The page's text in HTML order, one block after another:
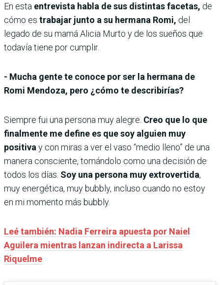
En esta entrevista habla de sus distintas facetas, de
cómo es trabajar junto a su hermana Romi, del
legado de su mamá Alicia Murto y de los sueños que
todavía tiene por cumplir.
- Mucha gente te conoce por ser la hermana de
Romi Mendoza, pero ¿cómo te describirías?
Siempre fui una persona muy alegre. Creo que lo que
finalmente me define es que soy alguien muy
positiva y con miras a ver el vaso “medio lleno” de una
manera consciente, tomándolo como una decisión de
todos los días. Soy una persona muy extrovertida,
muy energética, muy bubbly, incluso cuando no estoy
en mi momento más bubbly.
Leé también: Nadia Ferreira apuesta por Naiel
Aguilera mientras lanzan indirecta a Larissa
Riquelme